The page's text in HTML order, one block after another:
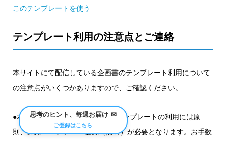
このテンプレートを使う
テンプレート利用の注意点とご連絡
本サイトにて配信している企画書のテンプレート利用について
の注意点がいくつかありますので、ご確認ください。
●本サイトで配信している企画書テンプレートの利用には原
則、探究.comメンバー登録（無料）が必要となります。お手数
思考のヒント、毎週お届け ✉
ご登録はこちら